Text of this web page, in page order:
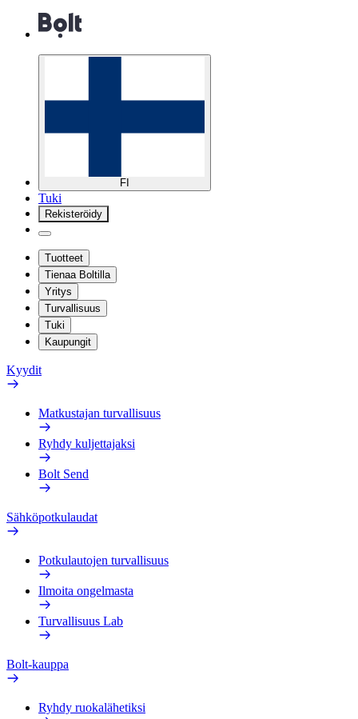
FI
Tuki
Rekisteröidy
Tuotteet
Tienaa Boltilla
Yritys
Turvallisuus
Tuki
Kaupungit
Kyydit
Matkustajan turvallisuus
Ryhdy kuljettajaksi
Bolt Send
Sähköpotkulaudat
Potkulautojen turvallisuus
Ilmoita ongelmasta
Turvallisuus Lab
Bolt-kauppa
Ryhdy ruokalähetiksi